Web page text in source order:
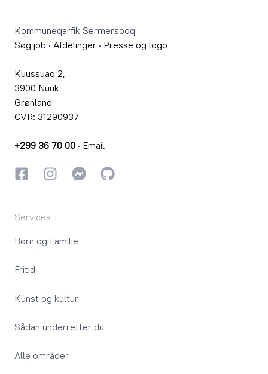
Kommuneqarfik Sermersooq
Søg job · Afdelinger · Presse og logo
Kuussuaq 2,
3900 Nuuk
Grønland
CVR: 31290937
+299 36 70 00 · Email
FacebookInstagramInstagram
GitHub
Services
Børn og Familie
Fritid
Kunst og kultur
Sådan underretter du
Alle områder